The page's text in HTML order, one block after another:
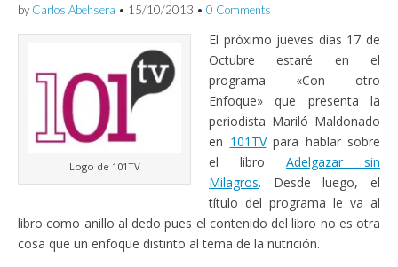
by Carlos Abehsera • 15/10/2013 • 0 Comments
Logo de 101TV
El próximo jueves días 17 de
Octubre estaré en el
programa «Con otro
Enfoque» que presenta la
periodista Mariló Maldonado
en 101TVpara hablar sobre
el libro Adelgazar sin
Milagros. Desde luego, el
título del programa le va al
libro como anillo al dedo pues el contenido del libro no es otra
cosa que un enfoque distinto al tema de la nutrición.